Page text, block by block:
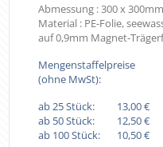
Abmessung : 300 x 300mm
Material : PE-Folie,
auf 0,9mm Magnet-
Mengenstaffelpreise
(ohne MwSt):
ab 25 Stück:
13,00 €
ab 50 Stück:
12,50 €
ab 100 Stück:
10,50 €